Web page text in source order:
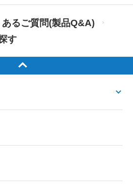
あるご質問(製品Q&A)
す